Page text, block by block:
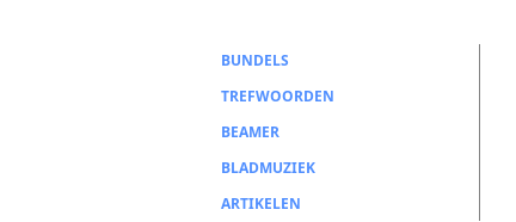
BUNDELS
TREFWOORDEN
BEAMER
BLADMUZIEK
ARTIKELEN